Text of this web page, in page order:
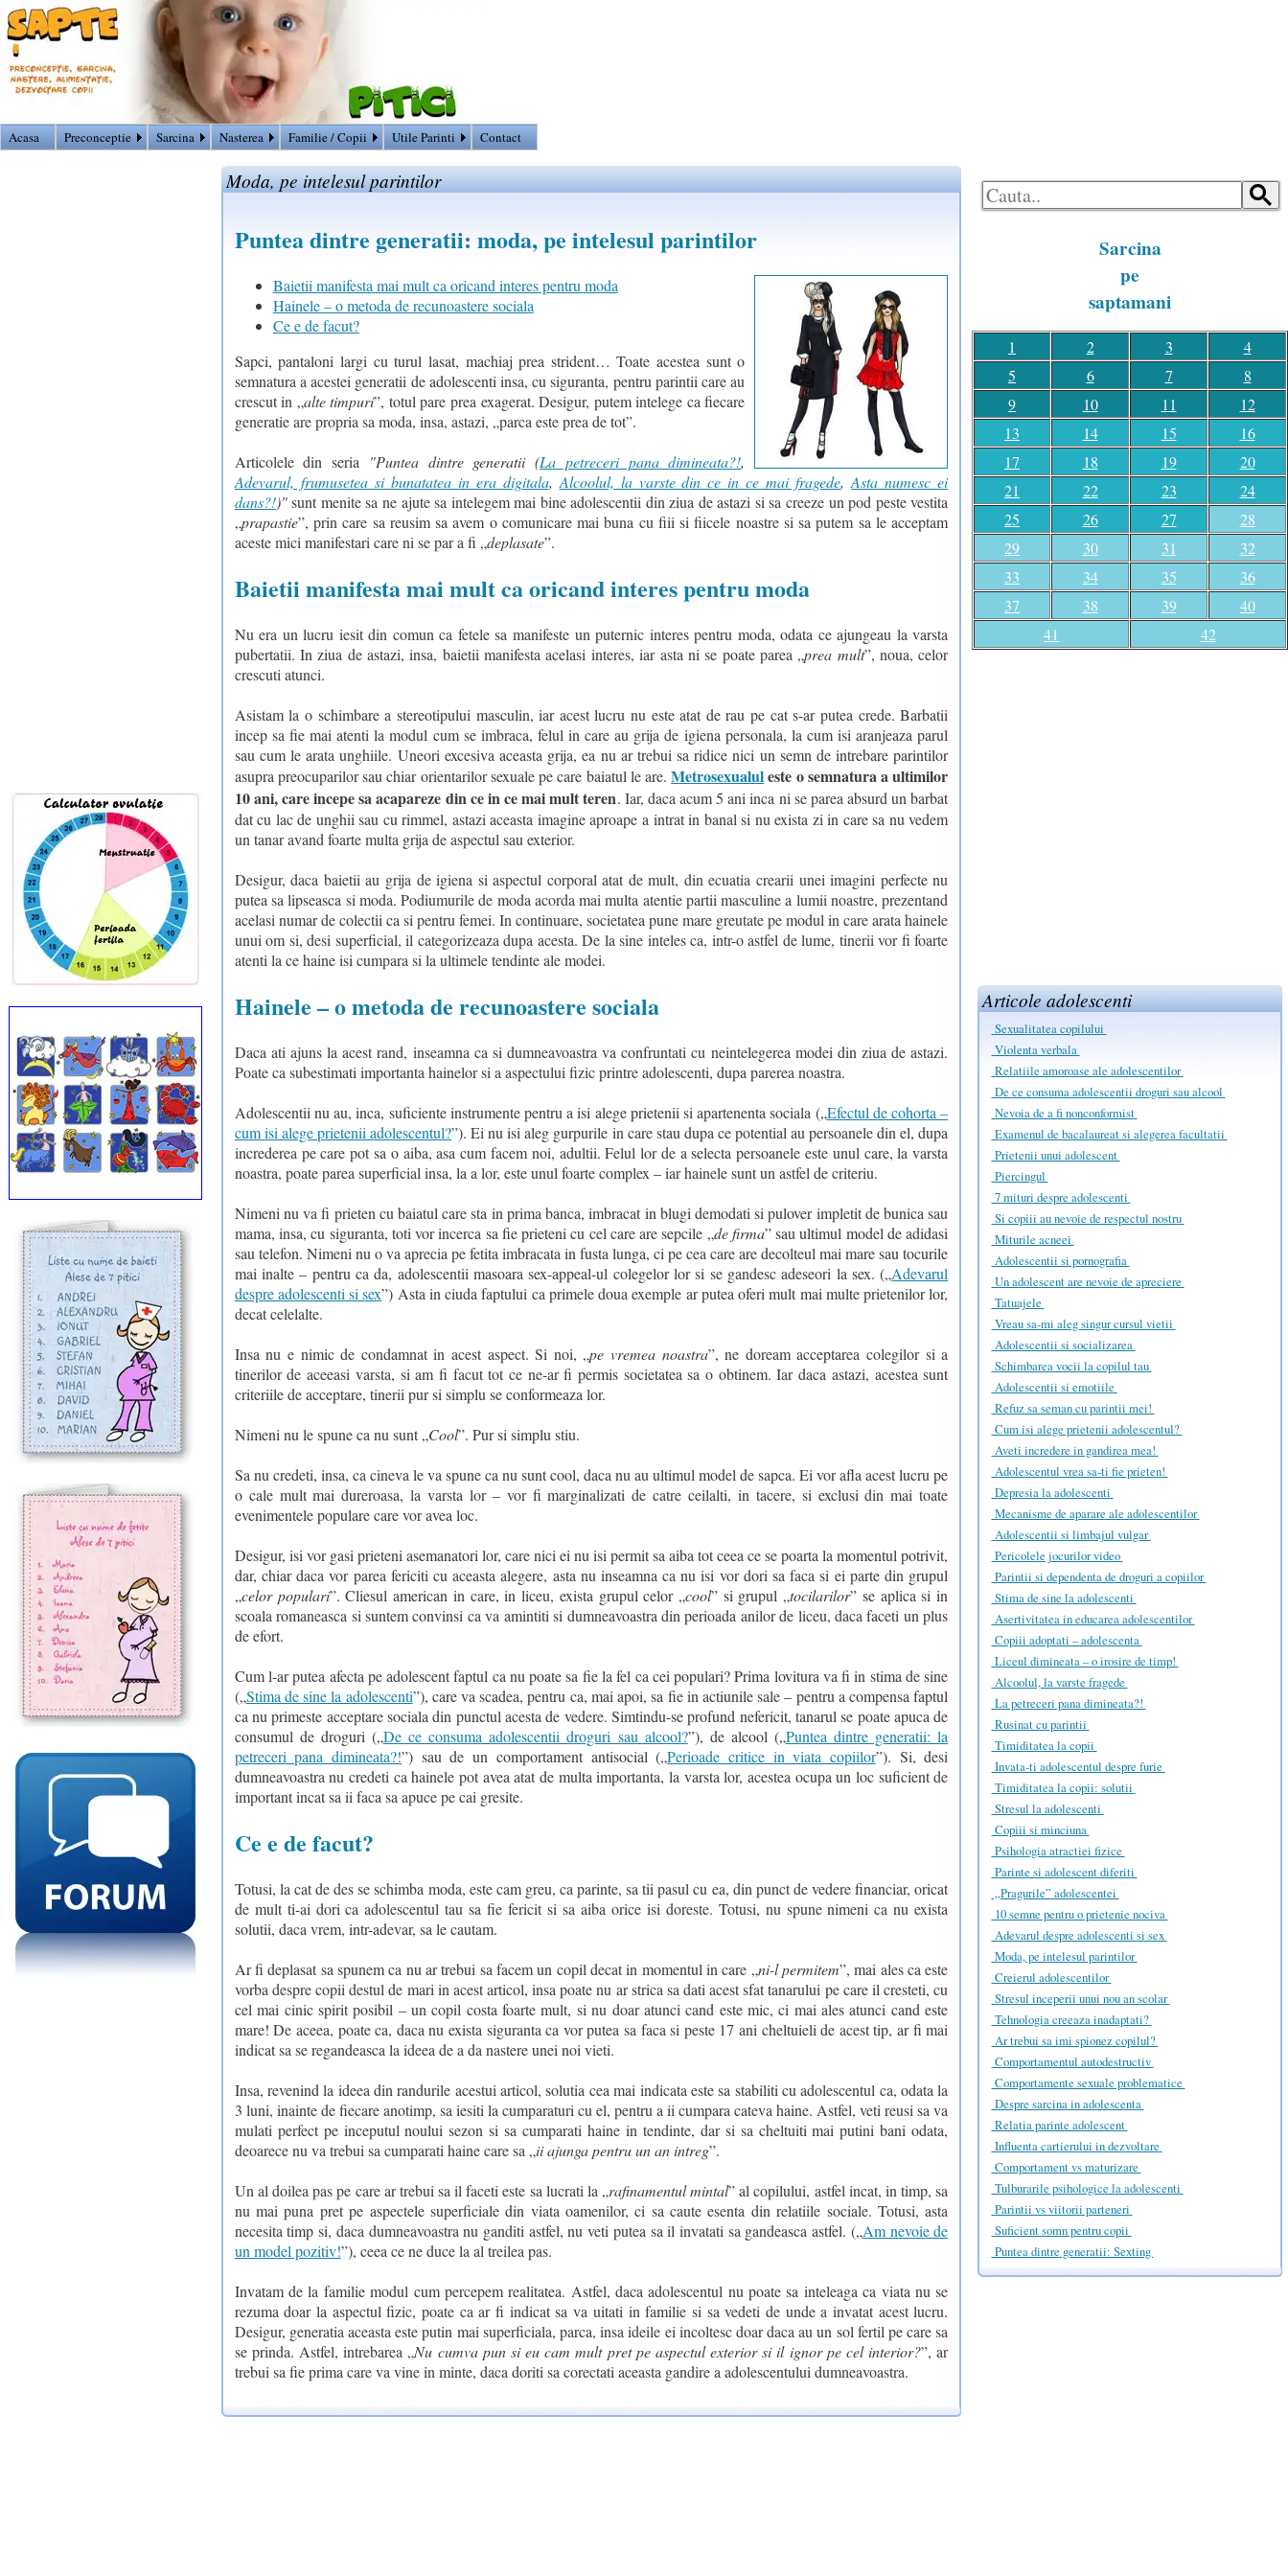
Acasa Preconceptie Sarcina Nasterea Familie / Copii Utile Parinti Contact
Sarcina
pe
saptamani
1 2 3
4
5
6 7
8
9
10 11
12
13
14 15
16
17
18 19
20
21
22 23
24
25
26 27
28
29
30 31
32
33
34 35
36
37
38 39
40
41
42
Articole adolescenti
Sexualitatea copilului
Violenta verbala
Relatiile amoroase ale adolescentilor
De ce consuma adolescentii droguri sau alcool
Nevoia de a fi nonconformist
Examenul de bacalaureat si alegerea facultatii
Prietenii unui adolescent
Piercingul
7 mituri despre adolescenti
Si copiii au nevoie de respectul nostru
Miturile acneei
Adolescentii si pornografia
Un adolescent are nevoie de apreciere
Tatuajele
Vreau sa-mi aleg singur cursul vietii
Adolescentii si socializarea
Schimbarea vocii la copilul tau
Adolescentii si emotiile
Refuz sa seman cu parintii mei!
Cum isi alege prietenii adolescentul?
Aveti incredere in gandirea mea!
Adolescentul vrea sa-ti fie prieten!
Depresia la adolescenti
Mecanisme de aparare ale adolescentilor
Adolescentii si limbajul vulgar
Pericolele jocurilor video
Parintii si dependenta de droguri a copiilor
Stima de sine la adolescenti
Asertivitatea in educarea adolescentilor
Copiii adoptati – adolescenta
Liceul dimineata – o irosire de timp!
Alcoolul, la varste fragede
La petreceri pana dimineata?!
Rusinat cu parintii
Timiditatea la copii
Invata-ti adolescentul despre furie
Timiditatea la copii: solutii
Stresul la adolescenti
Copiii si minciuna
Psihologia atractiei fizice
Parinte si adolescent diferiti
„Pragurile” adolescentei
10 semne pentru o prietenie nociva
Adevarul despre adolescenti si sex
Moda, pe intelesul parintilor
Creierul adolescentilor
Stresul inceperii unui nou an scolar
Tehnologia creeaza inadaptati?
Ar trebui sa imi spionez copilul?
Comportamentul autodestructiv
Comportamente sexuale problematice
Despre sarcina in adolescenta
Relatia parinte adolescent
Influenta cartierului in dezvoltare
Comportament vs maturizare
Tulburarile psihologice la adolescenti
Parintii vs viitorii parteneri
Suficient somn pentru copii
Puntea dintre generatii: Sexting
Moda, pe intelesul parintilor
Puntea dintre generatii: moda, pe intelesul parintilor
Baietii manifesta mai mult ca oricand interes pentru moda
Hainele – o metoda de recunoastere sociala
Ce e de facut?
Sapci, pantaloni largi cu turul lasat, machiaj prea strident… Toate acestea sunt o
semnatura a acestei generatii de adolescenti insa, cu siguranta, pentru parintii care au
crescut in „alte timpuri”, totul pare prea exagerat. Desigur, putem intelege ca fiecare
generatie are propria sa moda, insa, astazi, „parca este prea de tot”.
Articolele din seria "Puntea dintre generatii (La petreceri pana dimineata?!,
Adevarul, frumusetea si bunatatea in era digitala,Alcoolul, la varste din ce in ce mai fragede,Asta numesc ei
dans?!)"sunt menite sa ne ajute sa intelegem mai bine adolescentii din ziua de astazi si sa creeze un pod peste vestita
„prapastie”, prin care sa reusim sa avem o comunicare mai buna cu fiii si fiicele noastre si sa putem sa le acceptam
aceste mici manifestari care ni se par a fi „deplasate”.
Baietii manifesta mai mult ca oricand interes pentru moda
Nu era un lucru iesit din comun ca fetele sa manifeste un puternic interes pentru moda, odata ce ajungeau la varsta
pubertatii. In ziua de astazi, insa, baietii manifesta acelasi interes, iar asta ni se poate parea „prea mult”, noua, celor
crescuti atunci.
Asistam la o schimbare a stereotipului masculin, iar acest lucru nu este atat de rau pe cat s-ar putea crede. Barbatii
incep sa fie mai atenti la modul cum se imbraca, felul in care au grija de igiena personala, la cum isi aranjeaza parul
sau cum le arata unghiile. Uneori excesiva aceasta grija, ea nu ar trebui sa ridice nici un semn de intrebare parintilor
asupra preocuparilor sau chiar orientarilor sexuale pe care baiatul le are.Metrosexualuleste o semnatura a ultimilor
10 ani, care incepe sa acapareze din ce in ce mai mult teren. Iar, daca acum 5 ani inca ni se parea absurd un barbat
dat cu lac de unghii sau cu rimmel, astazi aceasta imagine aproape a intrat in banal si nu exista zi in care sa nu vedem
un tanar avand foarte multa grija de aspectul sau exterior.
Desigur, daca baietii au grija de igiena si aspectul corporal atat de mult, din ecuatia crearii unei imagini perfecte nu
putea sa lipseasca si moda. Podiumurile de moda acorda mai multa atentie partii masculine a lumii noastre, prezentand
acelasi numar de colectii ca si pentru femei. In continuare, societatea pune mare greutate pe modul in care arata hainele
unui om si, desi superficial, il categorizeaza dupa acesta. De la sine inteles ca, intr-o astfel de lume, tinerii vor fi foarte
atenti la ce haine isi cumpara si la ultimele tendinte ale modei.
Hainele – o metoda de recunoastere sociala
Daca ati ajuns la acest rand, inseamna ca si dumneavoastra va confruntati cu neintelegerea modei din ziua de astazi.
Poate ca subestimati importanta hainelor si a aspectului fizic printre adolescenti, dupa parerea noastra.
Adolescentii nu au, inca, suficiente instrumente pentru a isi alege prietenii si apartenenta sociala („Efectul de cohorta –
cum isi alege prietenii adolescentul?”). Ei nu isi aleg gurpurile in care stau dupa ce potential au persoanele din el, dupa
increderea pe care pot sa o aiba, asa cum facem noi, adultii. Felul lor de a selecta persoanele este unul care, la varsta
noastra, poate parea superficial insa, la a lor, este unul foarte complex – iar hainele sunt un astfel de criteriu.
Nimeni nu va fi prieten cu baiatul care sta in prima banca, imbracat in blugi demodati si pulover impletit de bunica sau
mama, insa, cu siguranta, toti vor incerca sa fie prieteni cu cel care are sepcile „de firma” sau ultimul model de adidasi
sau telefon. Nimeni nu o va aprecia pe fetita imbracata in fusta lunga, ci pe cea care are decolteul mai mare sau tocurile
mai inalte – pentru ca da, adolescentii masoara sex-appeal-ul colegelor lor si se gandesc adeseori la sex. („Adevarul
despre adolescenti si sex”) Asta in ciuda faptului ca primele doua exemple ar putea oferi mult mai multe prietenilor lor,
decat celelalte.
Insa nu e nimic de condamnat in acest aspect. Si noi, „pe vremea noastra”, ne doream acceptarea colegilor si a
tinerilor de aceeasi varsta, si am fi facut tot ce ne-ar fi permis societatea sa o obtinem. Iar daca astazi, acestea sunt
criteriile de acceptare, tinerii pur si simplu se conformeaza lor.
Nimeni nu le spune ca nu sunt „Cool”. Pur si simplu stiu.
Sa nu credeti, insa, ca cineva le va spune ca nu sunt cool, daca nu au ultimul model de sapca. Ei vor afla acest lucru pe
o cale mult mai dureroasa, la varsta lor – vor fi marginalizati de catre ceilalti, in tacere, si exclusi din mai toate
evenimentele populare care vor avea loc.
Desigur, isi vor gasi prieteni asemanatori lor, care nici ei nu isi permit sa aiba tot ceea ce se poarta la momentul potrivit,
dar, chiar daca vor parea fericiti cu aceasta alegere, asta nu inseamna ca nu isi vor dori sa faca si ei parte din grupul
„celor populari”. Cliesul american in care, in liceu, exista grupul celor „cool” si grupul „tocilarilor” se aplica si in
scoala romaneasca si suntem convinsi ca va amintiti si dumneavoastra din perioada anilor de liceu, daca faceti un plus
de efort.
Cum l-ar putea afecta pe adolescent faptul ca nu poate sa fie la fel ca cei populari? Prima lovitura va fi in stima de sine
(„Stima de sine la adolescenti”), care va scadea, pentru ca, mai apoi, sa fie in actiunile sale – pentru a compensa faptul
ca nu primeste acceptare sociala din punctul acesta de vedere. Simtindu-se profund nefericit, tanarul se poate apuca de
consumul de droguri („De ce consuma adolescentii droguri sau alcool?”), de alcool („Puntea dintre generatii: la
petreceri pana dimineata?!”) sau de un comportament antisocial („Perioade critice in viata copiilor”). Si, desi
dumneavoastra nu credeti ca hainele pot avea atat de multa importanta, la varsta lor, acestea ocupa un loc suficient de
important incat sa ii faca sa apuce pe cai gresite.
Ce e de facut?
Totusi, la cat de des se schimba moda, este cam greu, ca parinte, sa tii pasul cu ea, din punct de vedere financiar, oricat
de mult ti-ai dori ca adolescentul tau sa fie fericit si sa aiba orice isi doreste. Totusi, nu spune nimeni ca nu exista
solutii, daca vrem, intr-adevar, sa le cautam.
Ar fi deplasat sa spunem ca nu ar trebui sa facem un copil decat in momentul in care „ni-l permitem”, mai ales ca este
vorba despre copii destul de mari in acest articol, insa poate nu ar strica sa dati acest sfat tanarului pe care il cresteti, cu
cel mai cinic spirit posibil – un copil costa foarte mult, si nu doar atunci cand este mic, ci mai ales atunci cand este
mare! De aceea, poate ca, daca nu exista siguranta ca vor putea sa faca si peste 17 ani cheltuieli de acest tip, ar fi mai
indicat sa se regandeasca la ideea de a da nastere unei noi vieti.
Insa, revenind la ideea din randurile acestui articol, solutia cea mai indicata este sa stabiliti cu adolescentul ca, odata la
3 luni, inainte de fiecare anotimp, sa iesiti la cumparaturi cu el, pentru a ii cumpara cateva haine. Astfel, veti reusi sa va
mulati perfect pe inceputul noului sezon si sa cumparati haine in tendinte, dar si sa cheltuiti mai putini bani odata,
deoarece nu va trebui sa cumparati haine care sa „ii ajunga pentru un an intreg”.
Un al doilea pas pe care ar trebui sa il faceti este sa lucrati la „rafinamentul mintal” al copilului, astfel incat, in timp, sa
nu mai puna pret pe aspectele superficiale din viata oamenilor, ci sa caute esenta din relatiile sociale. Totusi, asta
necesita timp si, daca dumneavoastra nu ganditi astfel, nu veti putea sa il invatati sa gandeasca astfel. („Am nevoie de
un model pozitiv!”), ceea ce ne duce la al treilea pas.
Invatam de la familie modul cum percepem realitatea. Astfel, daca adolescentul nu poate sa inteleaga ca viata nu se
rezuma doar la aspectul fizic, poate ca ar fi indicat sa va uitati in familie si sa vedeti de unde a invatat acest lucru.
Desigur, generatia aceasta este putin mai superficiala, parca, insa ideile ei incoltesc doar daca au un sol fertil pe care sa
se prinda. Astfel, intrebarea „Nu cumva pun si eu cam mult pret pe aspectul exterior si il ignor pe cel interior?”, ar
trebui sa fie prima care va vine in minte, daca doriti sa corectati aceasta gandire a adolescentului dumneavoastra.